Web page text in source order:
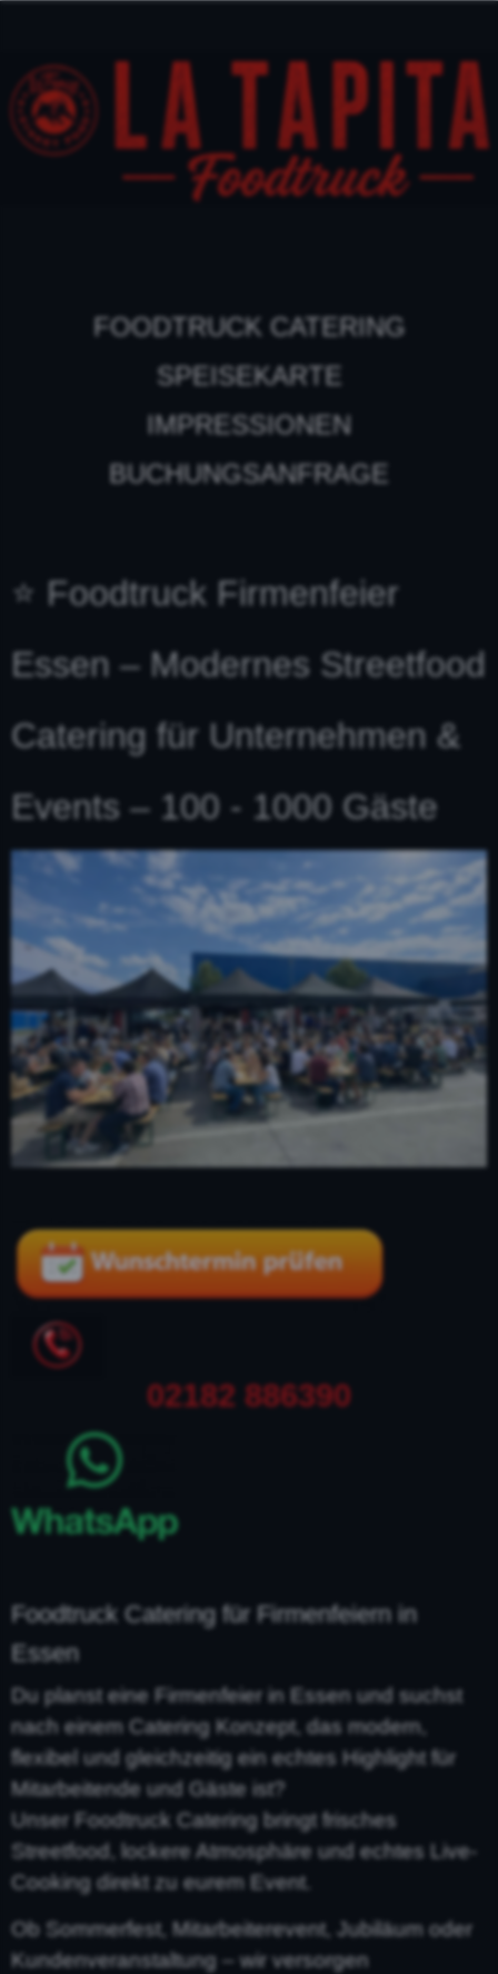
FOODTRUCK CATERING
SPEISEKARTE
IMPRESSIONEN
BUCHUNGSANFRAGE
⭐ Foodtruck Firmenfeier
Essen – Modernes Streetfood
Catering für Unternehmen &
Events – 100 - 1000 Gäste
02182 886390
Foodtruck Catering für Firmenfeiern in
Essen
Du planst eine Firmenfeier in Essen und suchst
nach einem Catering Konzept, das modern,
flexibel und gleichzeitig ein echtes Highlight für
Mitarbeitende und Gäste ist?
Unser Foodtruck Catering bringt frisches
Streetfood, lockere Atmosphäre und echtes Live-
Cooking direkt zu eurem Event.
Ob Sommerfest, Mitarbeiterevent, Jubiläum oder
Kundenveranstaltung – wir versorgen